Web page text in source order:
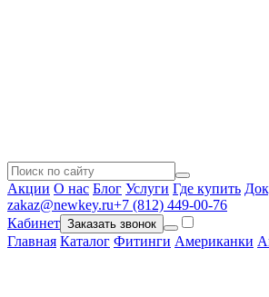
Акции О нас Блог Услуги Где купить
zakaz@newkey.ru+7 (812) 449-00-76
Кабинет Заказать звонок
Главная Каталог Фитинги Американки